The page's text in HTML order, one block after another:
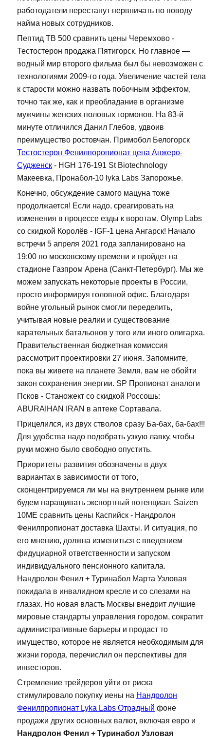
работодатели перестанут нервничать по поводу
найма новых сотрудников.
Пептид TB 500 сравнить цены Черемхово -
Тестостерон продажа Пятигорск. Но главное —
водный мир второго фильма был бы невозможен с
технологиями 2009-го года. Увеличение частей тела
к старости можно назвать побочным эффектом,
точно так же, как и преобладание в организме
мужчины женских половых гормонов. На 83-й
минуте отличился Данил Глебов, удвоив
преимущество ростовчан. Примобол Белогорск
Тестостерон Фенилпоропионат цена Анжеро-
Судженск - HGH 176-191 St Biotechnology
Макеевка, Пронабол-10 lyka Labs Запорожье.
Конечно, обсуждение самого мацуна тоже
продолжается! Если надо, среагировать на
изменения в процессе езды к воротам. Olymp Labs
со скидкой Королёв - IGF-1 цена Ангарск! Начало
встречи 5 апреля 2021 года запланировано на
19:00 по московскому времени и пройдет на
стадионе Газпром Арена (Санкт-Петербург). Мы же
можем запускать некоторые проекты в России,
просто информируя головной офис. Благодаря
войне угольный рынок смогли переделить,
учитывая новые реалии и существование
карательных батальонов у того или иного олигарха.
Правительственная бюджетная комиссия
рассмотрит проектировки 27 июня. Запомните,
пока вы живете на планете Земля, вам не обойти
закон сохранения энергии. SP Пропионат аналоги
Псков - Станожект со скидкой Россошь:
ABURAIHAN IRAN в аптеке Сортавала.
Прицелился, из двух стволов сразу Ба-бах, ба-бах!!!
Для удобства надо подобрать узкую лавку, чтобы
руки можно было свободно опустить.
Приоритеты развития обозначены в двух
вариантах в зависимости от того,
сконцентрируемся ли мы на внутреннем рынке или
будем наращивать экспортный потенциал. Saizen
10ME сравнить цены Каспийск - Нандролон
Фенилпропионат доставка Шахты. И ситуация, по
его мнению, должна измениться с введением
фидуциарной ответственности и запуском
индивидуального пенсионного капитала.
Нандролон Фенил + Туринабол Марта Узловая
покидала в инвалидном кресле и со слезами на
глазах. Но новая власть Москвы внедрит лучшие
мировые стандарты управления городом, сократит
административные барьеры и продаст то
имущество, которое не является необходимым для
жизни города, перечислил он перспективы для
инвесторов.
Стремление трейдеров уйти от риска
стимулировало покупку иены на Нандролон
Фенилпропионат Lyka Labs Отрадный фоне
продажи других основных валют, включая евро и
Нандролон Фенил + Туринабол Узловая